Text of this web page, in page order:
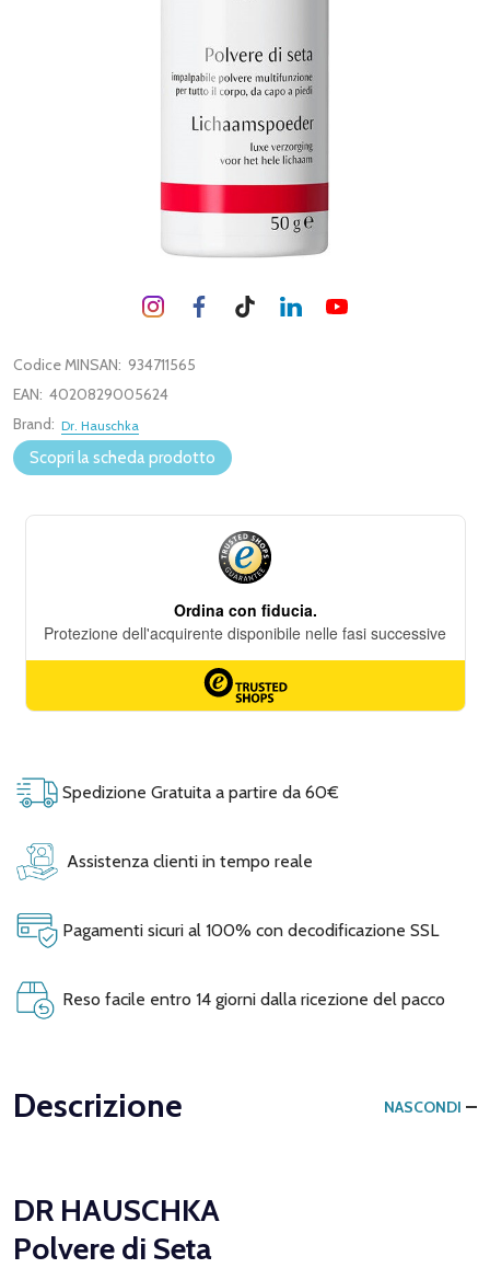
Codice MINSAN: 934711565
EAN: 4020829005624
Brand: Dr. Hauschka
Scopri la scheda prodotto
Spedizione Gratuita a partire da 60€
Assistenza clienti in tempo reale
Pagamenti sicuri al 100% con decodificazione SSL
Reso facile entro 14 giorni dalla ricezione del pacco
Descrizione NASCONDI
DR HAUSCHKA
Polvere di Seta